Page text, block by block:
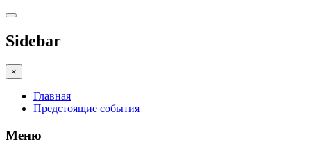
Sidebar
×
Главная
Предстоящие события
Меню